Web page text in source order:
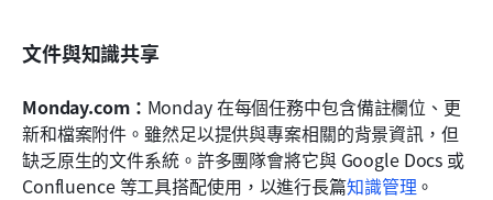
文件與知識共享
Monday.com： Monday 在每個任務中包含備註欄位、更
新和檔案附件。雖然足以提供與專案相關的背景資訊，但
缺乏原生的文件系統。許多團隊會將它與 Google Docs 或
Confluence 等工具搭配使用，以進行長篇知識管理 。